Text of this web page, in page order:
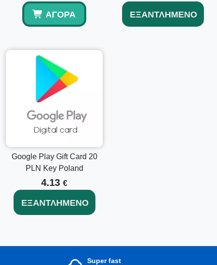
Επιλέγοντας μια Δωροκάρτα Google Play 10 USD
Κωδικός Ηνωμένες Πολιτείες
ξεκλειδώσετε έναν κόσμο
περιεχομένου από παιχνίδια μέχρι εφαρμογές
σχεδιασμένο για ψυχαγωγία και αποδοτικότητα. Αγοράστε
τη δωροκάρτα Google Play σας σήμερα και ανακαλύψτε
ατελείωτες δυνατότητες!
ΑΓΟΡΆ ΕΞΑΝΤΛΗΜΈΝΟ
Google Play Gift Card 20
PLN Key Poland
4.13 €
ΕΞΑΝΤΛΗΜΈΝΟ
Super fast